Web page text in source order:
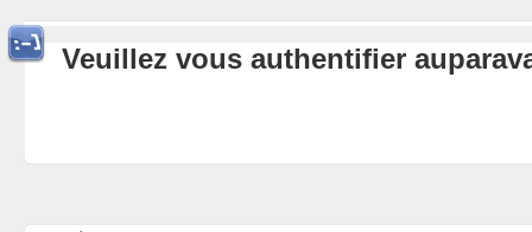
Veuillez vous authentifier